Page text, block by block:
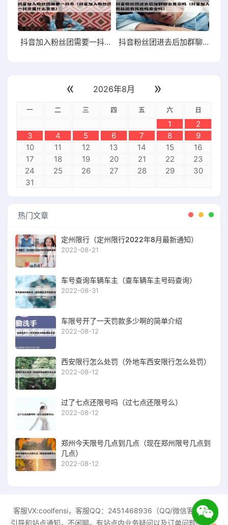
抖音加入粉丝团需要一抖币（抖音加入粉丝团一抖币是什么意思） 抖音粉丝团进去后加群聊会显示吗（抖音加入粉丝团有风险吗安全吗）
« 2026年8月 »
一 二 三 四 五 六 日
1
2
3
4 5 6 7 8
9
10
11 12 13 14 15
16
17
18 19 20 21 22
23
24
25 26 27 28 29
30
31
热门文章
定州限行（定州限行2022年8月最新通知）
2022-08-21
车号查询车辆车主（查车辆车主号码查询）
2022-08-31
车限号开了一天罚款多少啊的简单介绍
2022-08-12
西安限行怎么处罚（外地车西安限行怎么处罚）
2022-08-12
过了七点还限号吗（过七点还限号么）
2022-08-12
郑州今天限号几点到几点（现在郑州限号几点到
几点）
2022-08-12
客服VX:coolfensi，客服QQ：2451468936（QQ/微信客服只做
引导和站点通知，不闲聊。有站点内业务疑问以及订单问题的话，